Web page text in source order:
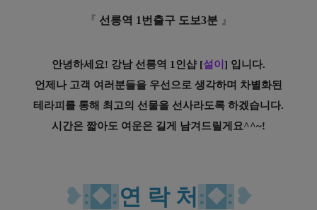
『 선릉역 1번출구 도보3분 』
안녕하세요! 강남 선릉역 1인샵 [설이 ] 입니다.
언제나 고객 여러분들을 우선으로 생각하며 차별화된
테라피를 통해 최고의 선물을 선사라도록 하겠습니다.
시간은 짧아도 여운은 길게 남겨드릴게요^^~!
❥:❖:연 락 처:❖: ❥